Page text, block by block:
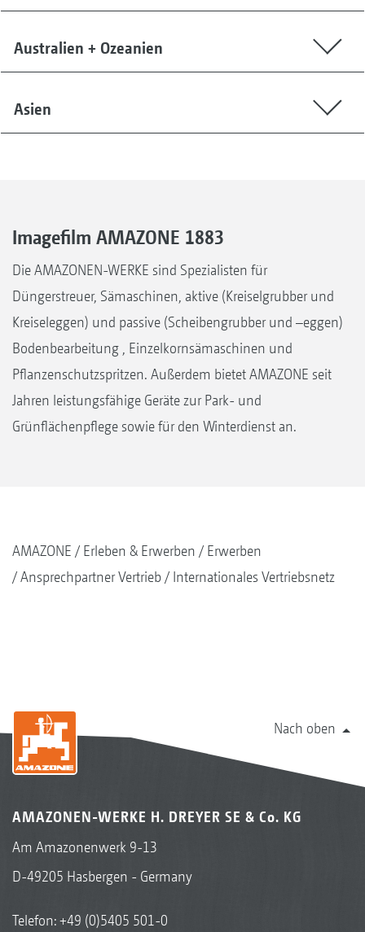
Australien + Ozeanien
Asien
Imagefilm AMAZONE 1883
Die AMAZONEN-WERKE sind Spezialisten für
Düngerstreuer, Sämaschinen, aktive (Kreiselgrubber und
Kreiseleggen) und passive (Scheibengrubber und –eggen)
Bodenbearbeitung , Einzelkornsämaschinen und
Pflanzenschutzspritzen. Außerdem bietet AMAZONE seit
Jahren leistungsfähige Geräte zur Park- und
Grünflächenpflege sowie für den Winterdienst an.
AMAZONE Erleben & Erwerben
Erwerben
Ansprechpartner Vertrieb
Internationales Vertriebsnetz
Nach oben
AMAZONEN-WERKE H. DREYER SE & Co. KG
Am Amazonenwerk 9-13
D-49205 Hasbergen - Germany
Telefon:+49 (0)5405 501-0